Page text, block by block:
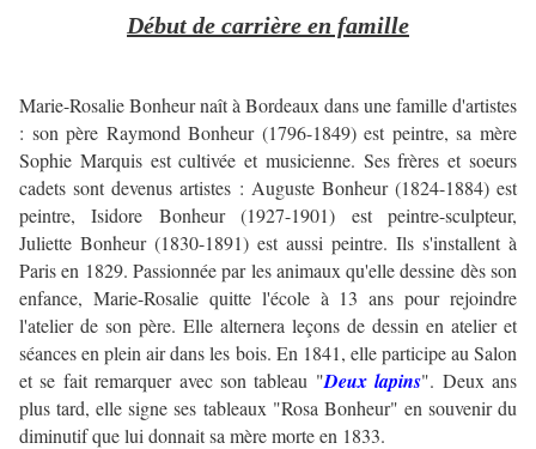
Début de carrière en famille
Marie-Rosalie Bonheur naît à Bordeaux dans une famille d'artistes
: son père Raymond Bonheur (1796-1849) est peintre, sa mère
Sophie Marquis est cultivée et musicienne. Ses frères et soeurs
cadets sont devenus artistes : Auguste Bonheur (1824-1884) est
peintre, Isidore Bonheur (1927-1901) est peintre-sculpteur,
Juliette Bonheur (1830-1891) est aussi peintre. Ils s'installent à
Paris en 1829. Passionnée par les animaux qu'elle dessine dès son
enfance, Marie-Rosalie quitte l'école à 13 ans pour rejoindre
l'atelier de son père. Elle alternera leçons de dessin en atelier et
séances en plein air dans les bois. En 1841, elle participe au Salon
et se fait remarquer avec son tableau "Deux lapins". Deux ans
plus tard, elle signe ses tableaux "Rosa Bonheur" en souvenir du
diminutif que lui donnait sa mère morte en 1833.